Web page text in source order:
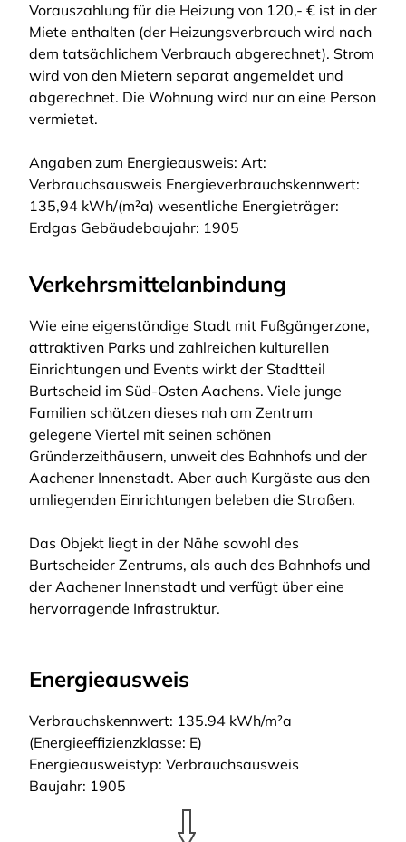
Vorauszahlung für die Heizung von 120,- € ist in der
Miete enthalten (der Heizungsverbrauch wird nach
dem tatsächlichem Verbrauch abgerechnet). Strom
wird von den Mietern separat angemeldet und
abgerechnet. Die Wohnung wird nur an eine Person
vermietet.
Angaben zum Energieausweis: Art:
Verbrauchsausweis Energieverbrauchskennwert:
135,94 kWh/(m²a) wesentliche Energieträger:
Erdgas Gebäudebaujahr: 1905
Verkehrsmittelanbindung
Wie eine eigenständige Stadt mit Fußgängerzone,
attraktiven Parks und zahlreichen kulturellen
Einrichtungen und Events wirkt der Stadtteil
Burtscheid im Süd-Osten Aachens. Viele junge
Familien schätzen dieses nah am Zentrum
gelegene Viertel mit seinen schönen
Gründerzeithäusern, unweit des Bahnhofs und der
Aachener Innenstadt. Aber auch Kurgäste aus den
umliegenden Einrichtungen beleben die Straßen.
Das Objekt liegt in der Nähe sowohl des
Burtscheider Zentrums, als auch des Bahnhofs und
der Aachener Innenstadt und verfügt über eine
hervorragende Infrastruktur.
Energieausweis
Verbrauchskennwert: 135.94 kWh/m²a
(Energieeffizienzklasse: E)
Energieausweistyp: Verbrauchsausweis
Baujahr: 1905